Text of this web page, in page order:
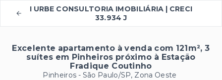
I URBE CONSULTORIA IMOBILIÁRIA | CRECI
33.934 J
Excelente apartamento à venda com 121m², 3
suítes em Pinheiros próximo à Estação
Fradique Coutinho
Pinheiros - São Paulo/SP, Zona Oeste